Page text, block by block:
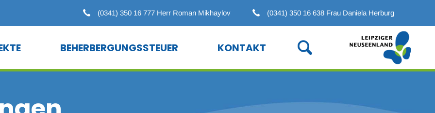
(0341) 350 16 638 Frau Daniela Herburg
(0341) 350 16 777 Herr Roman Mikhaylov
überspringen
BEHERBERGUNGSSTEUER KONTAKT